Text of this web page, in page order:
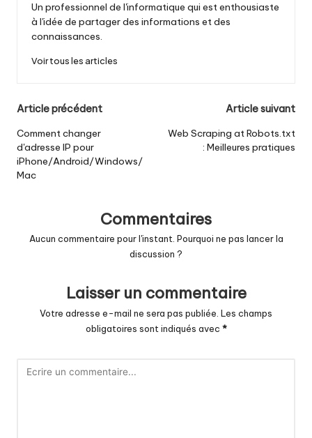
Un professionnel de l'informatique qui est enthousiaste
à l'idée de partager des informations et des
connaissances.
Voir tous les articles
Navigation
postale
Article précédent
Comment changer
d'adresse IP pour
iPhone/Android/Windows/
Mac
Article suivant
Web Scraping at Robots.txt
: Meilleures pratiques
Commentaires
Aucun commentaire pour l'instant. Pourquoi ne pas lancer la
discussion ?
Laisser un commentaire
Votre adresse e-mail ne sera pas publiée. Les champs
obligatoires sont indiqués avec *